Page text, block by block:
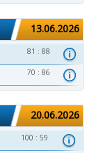
13.06.2026
81 : 88
70 : 86
20.06.2026
100 : 59